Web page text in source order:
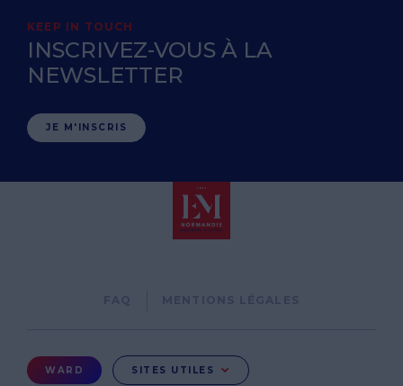
KEEP IN TOUCH
INSCRIVEZ-VOUS À LA
NEWSLETTER
JE M'INSCRIS
Menu
WARD SITES UTILES